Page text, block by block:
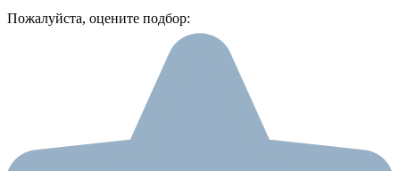
Пожалуйста, оцените подбор: